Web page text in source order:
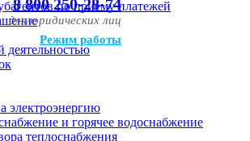
8 800 250-28-74
для юридических лиц
Режим работы
по приему платежей
деятельностью
электроэнергию
и горячее водоснабжение
теплоснабжения